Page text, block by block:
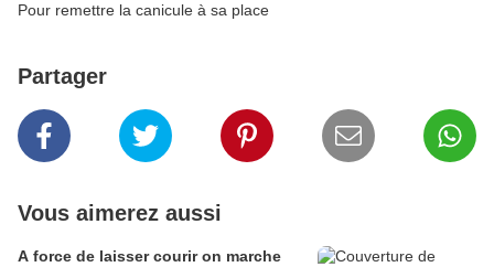
Pour remettre la canicule à sa place
Partager
Vous aimerez aussi
A force de laisser courir on marche